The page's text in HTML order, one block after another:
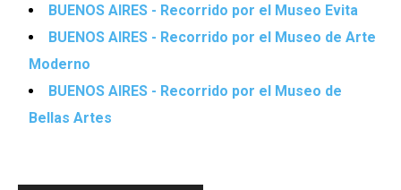
BUENOS AIRES - Recorrido por el Museo Evita
BUENOS AIRES - Recorrido por el Museo de Arte
Moderno
BUENOS AIRES - Recorrido por el Museo de
Bellas Artes